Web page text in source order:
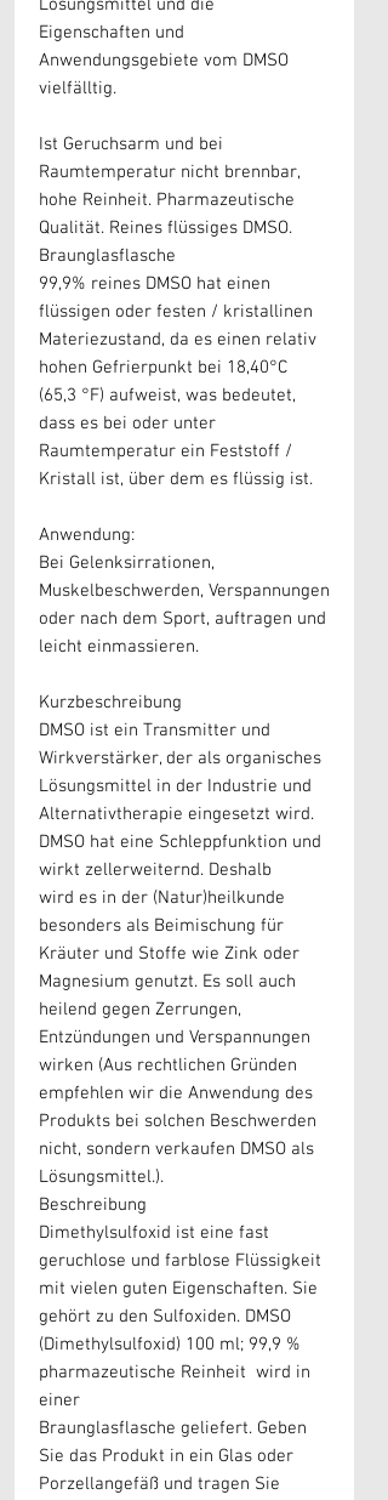
Lösungsmittel und die
Eigenschaften und
Anwendungsgebiete vom DMSO
vielfälltig.
Ist Geruchsarm und bei
Raumtemperatur nicht brennbar,
hohe Reinheit. Pharmazeutische
Qualität. Reines flüssiges DMSO.
Braunglasflasche
99,9% reines DMSO hat einen
flüssigen oder festen / kristallinen
Materiezustand, da es einen relativ
hohen Gefrierpunkt bei 18,40°C
(65,3 °F) aufweist, was bedeutet,
dass es bei oder unter
Raumtemperatur ein Feststoff /
Kristall ist, über dem es flüssig ist.
Anwendung:
Bei Gelenksirrationen,
Muskelbeschwerden, Verspannungen
oder nach dem Sport, auftragen und
leicht einmassieren.
Kurzbeschreibung
DMSO ist ein Transmitter und
Wirkverstärker, der als organisches
Lösungsmittel in der Industrie und
Alternativtherapie eingesetzt wird.
DMSO hat eine Schleppfunktion und
wirkt zellerweiternd. Deshalb
wird es in der (Natur)heilkunde
besonders als Beimischung für
Kräuter und Stoffe wie Zink oder
Magnesium genutzt. Es soll auch
heilend gegen Zerrungen,
Entzündungen und Verspannungen
wirken (Aus rechtlichen Gründen
empfehlen wir die Anwendung des
Produkts bei solchen Beschwerden
nicht, sondern verkaufen DMSO als
Lösungsmittel.).
Beschreibung
Dimethylsulfoxid ist eine fast
geruchlose und farblose Flüssigkeit
mit vielen guten Eigenschaften. Sie
gehört zu den Sulfoxiden. DMSO
(Dimethylsulfoxid) 100 ml; 99,9 %
pharmazeutische Reinheit wird in
einer
Braunglasflasche geliefert. Geben
Sie das Produkt in ein Glas oder
Porzellangefäß und tragen Sie